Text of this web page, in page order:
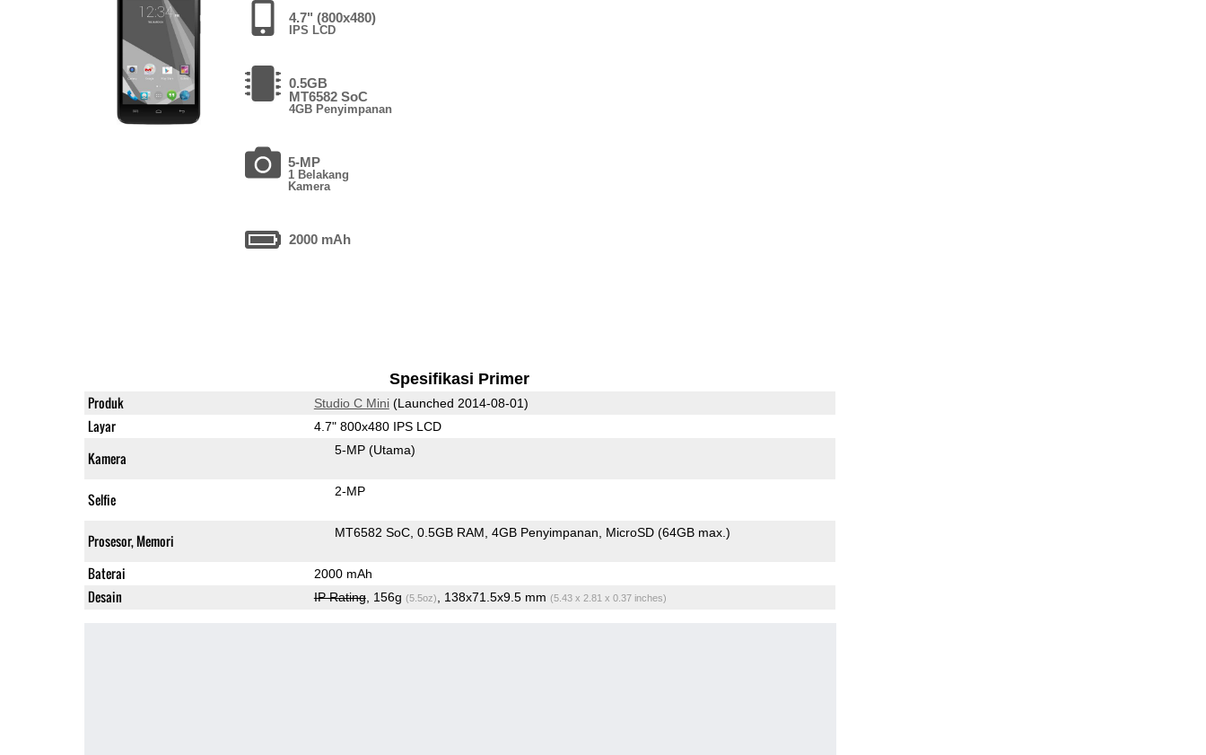
4.7" (800x480)
IPS LCD
0.5GB
MT6582 SoC
4GB Penyimpanan
5-MP
1 Belakang
Kamera
2000 mAh
Spesifikasi Primer
Produk Studio C Mini(Launched 2014-08-01)
Layar 4.7" 800x480 IPS LCD
Kamera 5-MP (Utama)
Selfie 2-MP
Prosesor, Memori MT6582 SoC 0.5GB RAM 4GB Penyimpanan MicroSD (64GB max.)
Baterai 2000 mAh
Desain IP Rating, 156g (5.5oz) , 138x71.5x9.5 mm (5.43 x 2.81 x 0.37 inches)